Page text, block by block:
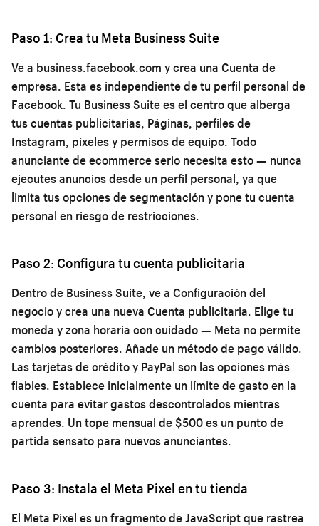
Paso 1: Crea tu Meta Business Suite
Ve a business.facebook.com y crea una Cuenta de
empresa. Esta es independiente de tu perfil personal de
Facebook. Tu Business Suite es el centro que alberga
tus cuentas publicitarias, Páginas, perfiles de
Instagram, píxeles y permisos de equipo. Todo
anunciante de ecommerce serio necesita esto — nunca
ejecutes anuncios desde un perfil personal, ya que
limita tus opciones de segmentación y pone tu cuenta
personal en riesgo de restricciones.
Paso 2: Configura tu cuenta publicitaria
Dentro de Business Suite, ve a Configuración del
negocio y crea una nueva Cuenta publicitaria. Elige tu
moneda y zona horaria con cuidado — Meta no permite
cambios posteriores. Añade un método de pago válido.
Las tarjetas de crédito y PayPal son las opciones más
fiables. Establece inicialmente un límite de gasto en la
cuenta para evitar gastos descontrolados mientras
aprendes. Un tope mensual de $500 es un punto de
partida sensato para nuevos anunciantes.
Paso 3: Instala el Meta Pixel en tu tienda
El Meta Pixel es un fragmento de JavaScript que rastrea